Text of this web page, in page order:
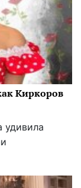
Киркоров
удивила